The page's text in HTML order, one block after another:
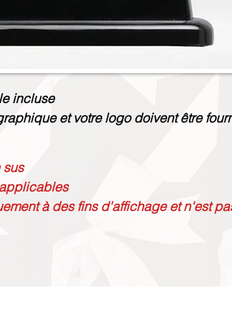
incluse
et votre logo doivent être
sus
à des fins d'affichage et n'est